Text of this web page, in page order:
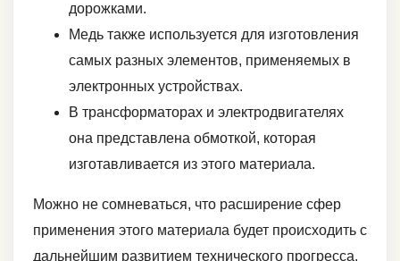
дорожками.
Медь также используется для изготовления
самых разных элементов, применяемых в
электронных устройствах.
В трансформаторах и электродвигателях
она представлена обмоткой, которая
изготавливается из этого материала.
Можно не сомневаться, что расширение сфер
применения этого материала будет происходить с
дальнейшим развитием технического прогресса.